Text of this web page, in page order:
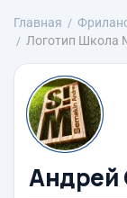
Главная
Логотип Школа
Андрей